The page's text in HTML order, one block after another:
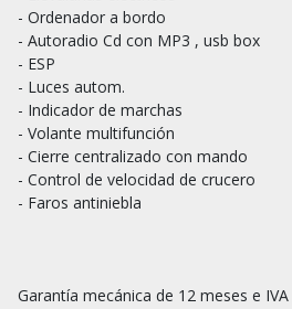
- Ordenador a bordo
- Autoradio Cd con MP3 , usb box
- ESP
- Luces autom.
- Indicador de marchas
- Volante multifunción
- Cierre centralizado con mando
- Control de velocidad de crucero
- Faros antiniebla
Garantía mecánica de 12 meses e